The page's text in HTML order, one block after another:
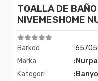
TOALLA DE
NIVEMESHOME
Barkod
Marka
Kategori